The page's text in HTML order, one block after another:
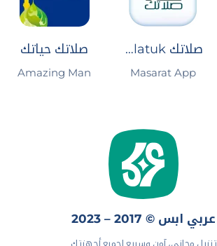
صلاتك Salatuk (أوقات الصلاة)
Masarat App‏
صلاتك حياتك
Amazing Man
عربي ابس © 2017 – 2023
تنزيل مجاني، آمن وسريع لجميع أجهزتك